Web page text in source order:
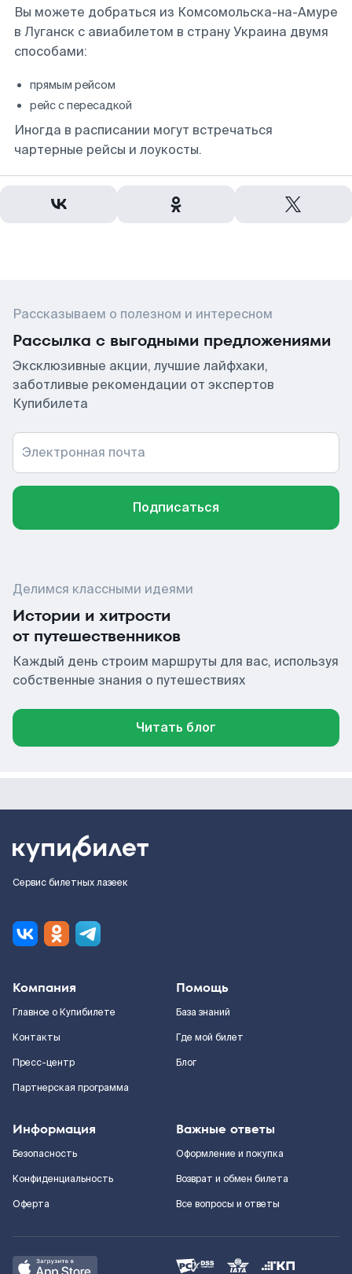
Вы можете добраться из Комсомольска-на-Амуре
в Луганск с авиабилетом в страну Украина двумя
способами:
прямым рейсом
рейс с пересадкой
Иногда в расписании могут встречаться
чартерные рейсы и лоукосты.
Рассказываем о полезном и интересном
Рассылка с выгодными предложениями
Эксклюзивные акции, лучшие лайфхаки,
заботливые рекомендации от экспертов
Купибилета
Электронная почта
Подписаться
Делимся классными идеями
Истории и хитрости
от путешественников
Каждый день строим маршруты для вас, используя
собственные знания о путешествиях
Читать блог
Сервис билетных лазеек
Компания
Главное о Купибилете
Контакты
Пресс-центр
Партнерская программа
Помощь
База знаний
Где мой билет
Блог
Информация
Безопасность
Конфиденциальность
Оферта
Важные ответы
Оформление и покупка
Возврат и обмен билета
Все вопросы и ответы